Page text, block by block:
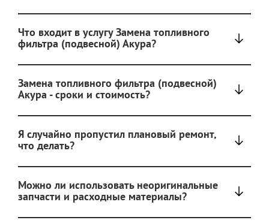
Что входит в услугу Замена топливного
фильтра (подвесной) Акура?
Замена топливного фильтра (подвесной)
Акура - сроки и стоимость?
Я случайно пропустил плановый ремонт,
что делать?
Можно ли использовать неоригинальные
запчасти и расходные материалы?